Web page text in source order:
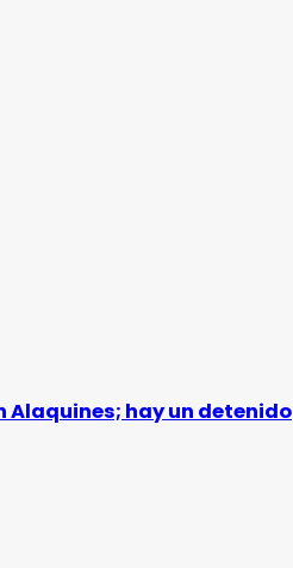
Alaquines; hay un detenido